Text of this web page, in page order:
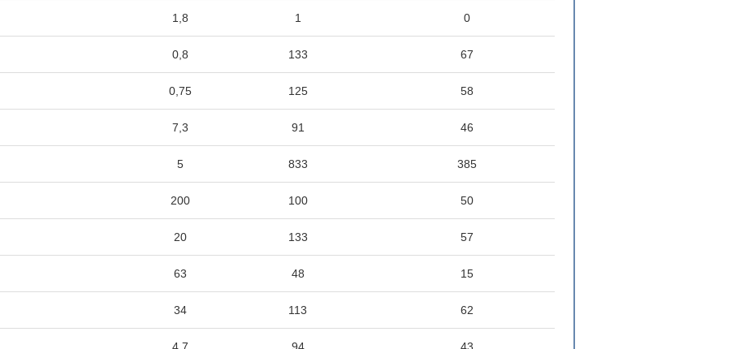
1,8 1 0
0,8 133 67
0,75 125 58
7,3 91 46
5 833 385
200 100 50
20 133 57
63 48 15
34 113 62
4,7 94 43